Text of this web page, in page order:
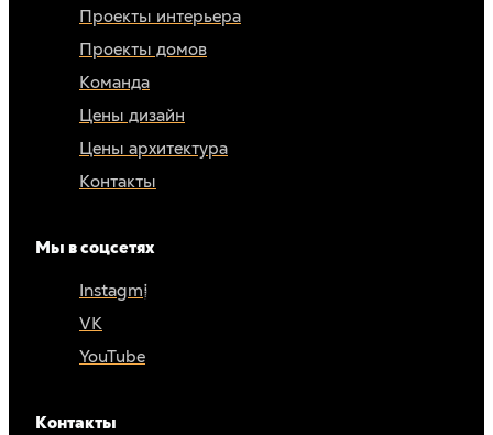
Проекты интерьера
Проекты домов
Команда
Цены дизайн
Цены архитектура
Контакты
Мы в соцсетях
Instagm*
VK
YouTube
Контакты